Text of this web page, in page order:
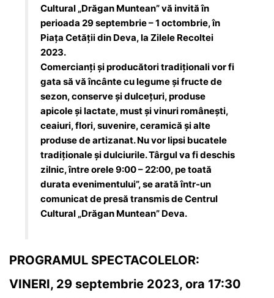
Cultural „Drăgan Muntean” vă invită în
perioada 29 septembrie – 1 octombrie, în
Piața Cetății din Deva, la Zilele Recoltei
2023.
Comercianți și producători tradiționali vor fi
gata să vă încânte cu legume și fructe de
sezon, conserve și dulcețuri, produse
apicole și lactate, must și vinuri românești,
ceaiuri, flori, suvenire, ceramică și alte
produse de artizanat. Nu vor lipsi bucatele
tradiționale și dulciurile. Târgul va fi deschis
zilnic, între orele 9:00 – 22:00, pe toată
durata evenimentului”, se arată într-un
comunicat de presă transmis de Centrul
Cultural „Drăgan Muntean” Deva.
PROGRAMUL SPECTACOLELOR:
VINERI, 29 septembrie 2023, ora 17:30